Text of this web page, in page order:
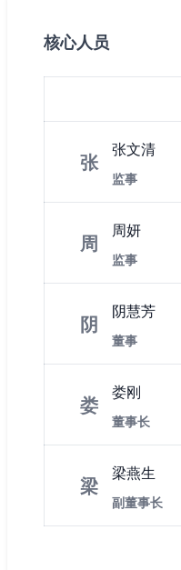
核心人员
张 张文清
监事
周 周妍
监事
阴 阴慧芳
董事
娄 娄刚
董事长
梁 梁燕生
副董事长